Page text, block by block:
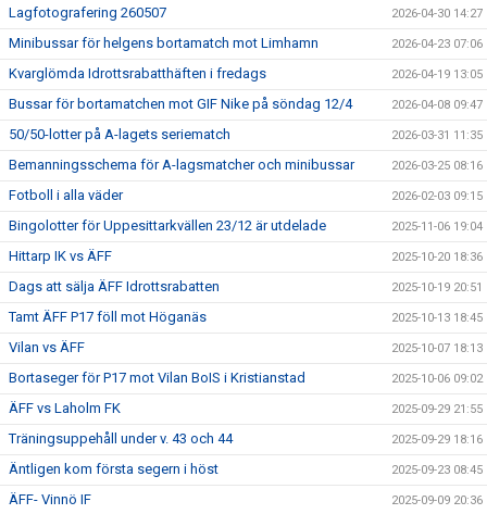
Lagfotografering 260507 2026-04-30 14:27
Minibussar för helgens bortamatch mot Limhamn 2026-04-23 07:06
Kvarglömda Idrottsrabatthäften i fredags 2026-04-19 13:05
Bussar för bortamatchen mot GIF Nike på söndag 12/4 2026-04-08 09:47
50/50-lotter på A-lagets seriematch 2026-03-31 11:35
Bemanningsschema för A-lagsmatcher och minibussar 2026-03-25 08:16
Fotboll i alla väder 2026-02-03 09:15
Bingolotter för Uppesittarkvällen 23/12 är utdelade 2025-11-06 19:04
Hittarp IK vs ÄFF 2025-10-20 18:36
Dags att sälja ÄFF Idrottsrabatten 2025-10-19 20:51
Tamt ÄFF P17 föll mot Höganäs 2025-10-13 18:45
Vilan vs ÄFF 2025-10-07 18:13
Bortaseger för P17 mot Vilan BoIS i Kristianstad 2025-10-06 09:02
ÄFF vs Laholm FK 2025-09-29 21:55
Träningsuppehåll under v. 43 och 44 2025-09-29 18:16
Äntligen kom första segern i höst 2025-09-23 08:45
ÄFF- Vinnö IF 2025-09-09 20:36